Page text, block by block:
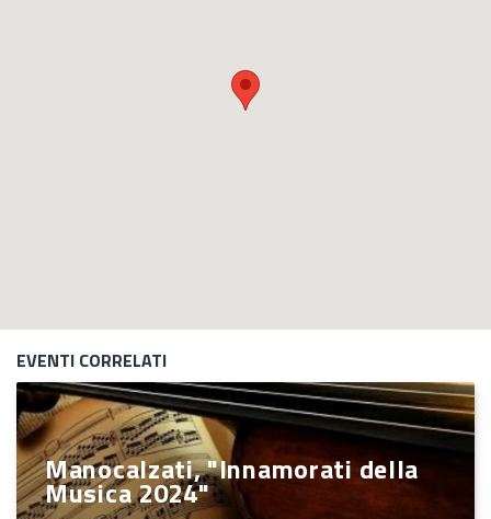
EVENTI CORRELATI
Manocalzati, "Innamorati della
Musica 2024"